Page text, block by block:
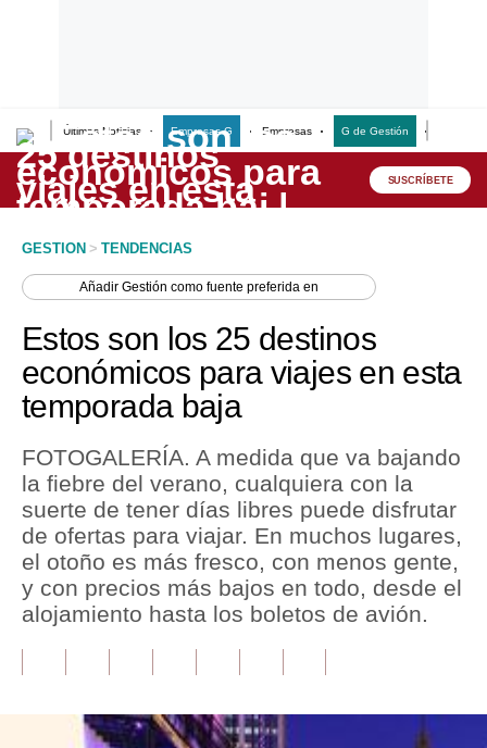
Últimas Noticias Empresas G Empresas G de Gestión
Lo último
Peru Quiosco
Economía
Mercados
Política
Tu Dinero
Finanzas Personales
Inmobiliarias
Editorial
SUSCRÍBETE
GESTION > TENDENCIAS
AñadirGestión como fuente preferida en
Estos son los 25 destinos
económicos para viajes en esta
temporada baja
FOTOGALERÍA. A medida que va bajando
la fiebre del verano, cualquiera con la
suerte de tener días libres puede disfrutar
de ofertas para viajar. En muchos lugares,
el otoño es más fresco, con menos gente,
y con precios más bajos en todo, desde el
alojamiento hasta los boletos de avión.